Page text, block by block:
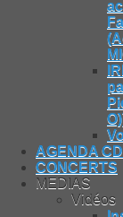
AGENDA CD
CONCERTS
MEDIAS
Vidéos